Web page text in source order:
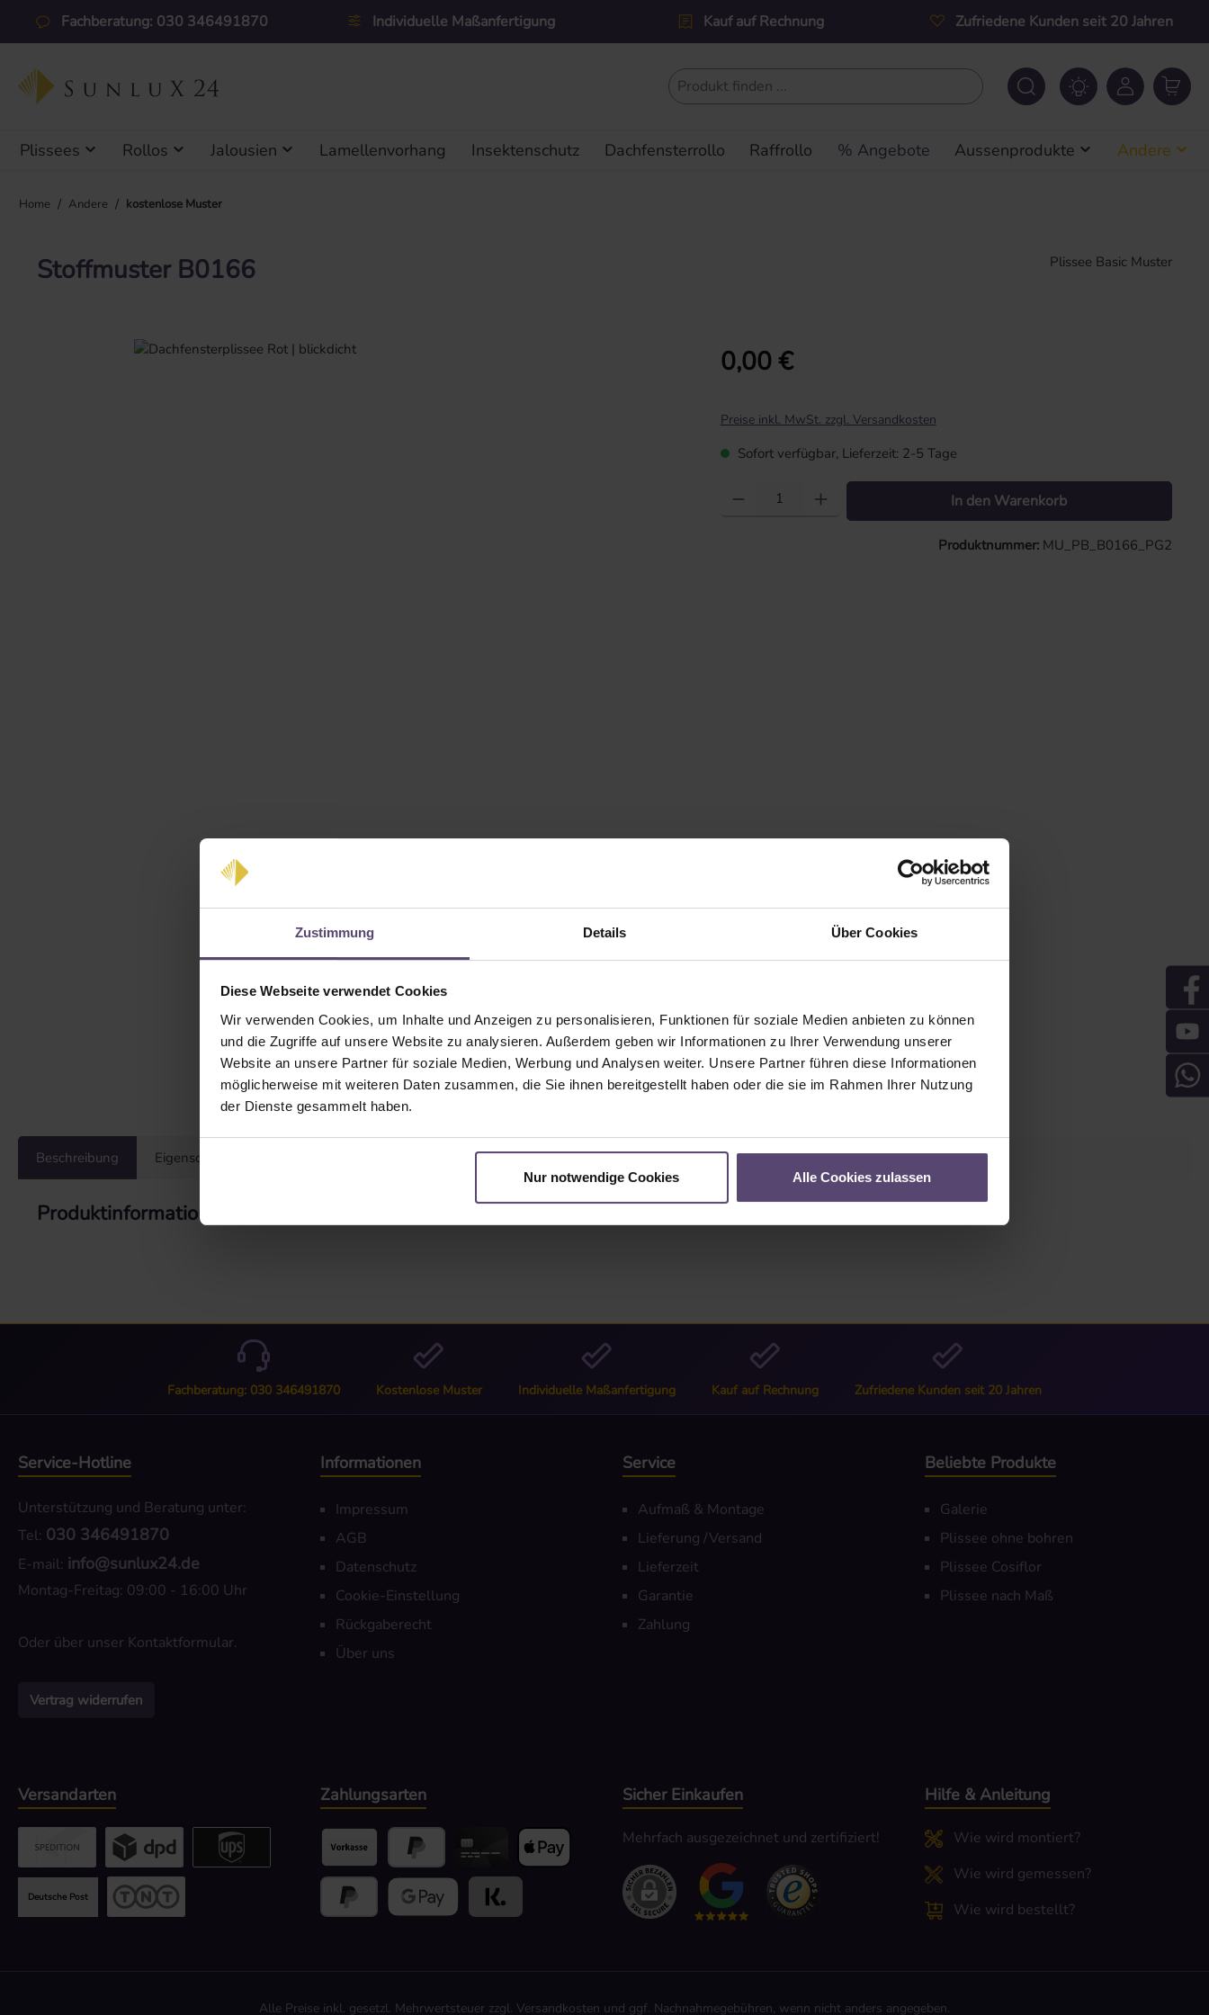
Zustimmung Details Über Cookies
Diese Webseite verwendet Cookies
Wir verwenden Cookies, um Inhalte und Anzeigen zu personalisieren, Funktionen für soziale Medien anbieten zu können
und die Zugriffe auf unsere Website zu analysieren. Außerdem geben wir Informationen zu Ihrer Verwendung unserer
Website an unsere Partner für soziale Medien, Werbung und Analysen weiter. Unsere Partner führen diese Informationen
möglicherweise mit weiteren Daten zusammen, die Sie ihnen bereitgestellt haben oder die sie im Rahmen Ihrer Nutzung
der Dienste gesammelt haben.
Nur notwendige Cookies Alle Cookies zulassen
Hauptinhalt springen
Zur Suche springen
Zur Hauptnavigation springen
Fachberatung: 030 346491870 Individuelle Maßanfertigung Kauf auf Rechnung Zufriedene Kunden seit 20 Jahren
Plissees Rollos Jalousien Lamellenvorhang Insektenschutz Dachfensterrollo Raffrollo % Angebote Aussenprodukte Andere
Home / Andere / kostenlose Muster
Stoffmuster B0166 Plissee Basic Muster
Bildergalerie überspringen Regulärer Preis:
0,00 €
Preise inkl. MwSt. zzgl. Versandkosten
Sofort verfügbar, Lieferzeit: 2-5 Tage
Produkt Anzahl: Gib den gewünschten Wert ein oder benutze die Schaltflächen um
In den Warenkorb
Produktnummer: MU_PB_B0166_PG2
Beschreibung Eigenschaften
Produktinformationen "Stoffmuster B0166"
Fachberatung: 030 346491870 Kostenlose Muster Individuelle Maßanfertigung Kauf auf Rechnung Zufriedene Kunden seit 20 Jahren
Service-Hotline
Unterstützung und Beratung unter:
Tel: 030 346491870
E-mail: info@sunlux24.de
Montag-Freitag: 09:00 - 16:00 Uhr
Oder über unser Kontaktformular.
Vertrag widerrufen
Informationen
Impressum
AGB
Datenschutz
Cookie-Einstellung
Rückgaberecht
Über uns
Service
Aufmaß & Montage
Lieferung /Versand
Lieferzeit
Garantie
Zahlung
Beliebte Produkte
Galerie
Plissee ohne bohren
Plissee Cosiflor
Plissee nach Maß
Zahlungsarten
Vorkasse PayPal Kredit- oder Debitkarte
Apple Pay
Versandarten
Deutsche Post
Benutzerdefiniertes Bild 2Benutzerdefiniertes Bild 3
Sicher Einkaufen
Mehrfach ausgezeichnet und zertifiziert!
Hilfe & Anleitung
Wie wird montiert?
Wie wird gemessen?
Wie wird bestellt?
Alle Preise inkl. gesetzl. Mehrwertsteuer zzgl. Versandkosten und ggf. Nachnahmegebühren, wenn nicht anders angegeben.